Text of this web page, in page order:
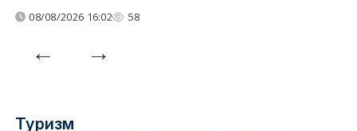
08/08/2026 16:02 58
Туризм